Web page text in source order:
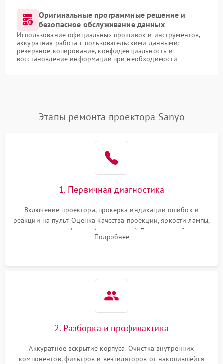
Оригинальные программные решение и
безопасное обслуживание данных
Использование официальных прошивок и инструментов,
аккуратная работа с пользовательскими данными:
резервное копирование, конфиденциальность и
восстановление информации при необходимости
Этапы ремонта проектора Sanyo
1. Первичная диагностика
Включение проектора, проверка индикации ошибок и
реакции на пульт. Оценка качества проекции, яркости лампы,
наличия артефактов (точки, пятна). Проверка работы
системы охлаждения по уровню шума вентиляторов.
Подробнее
2. Разборка и профилактика
Аккуратное вскрытие корпуса. Очистка внутренних
компонентов, фильтров и вентиляторов от накопившейся